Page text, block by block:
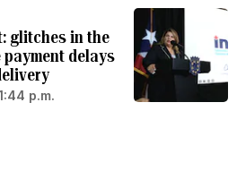
glitches in the
payment delays
p.m.